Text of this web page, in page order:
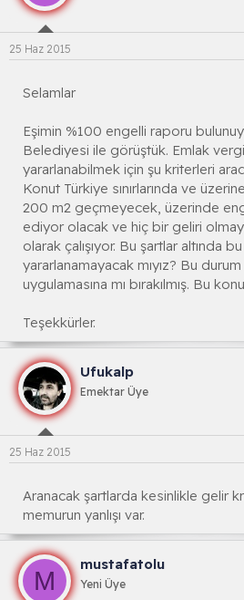
25 Haz 2015
Selamlar
Eşimin %100 engelli raporu
Belediyesi ile görüştük. Emlak
yararlanabilmek için şu kriterleri
Konut Türkiye sınırlarında ve
200 m2 geçmeyecek, üzerinde
ediyor olacak ve hiç bir geliri
olarak çalışıyor. Bu şartlar altında
yararlanamayacak mıyız? Bu
uygulamasına mı bırakılmış. Bu
Teşekkürler.
Ufukalp
Emektar Üye
25 Haz 2015
Aranacak şartlarda kesinlikle gelir
memurun yanlışı var.
M
mustafatolu
Yeni Üye